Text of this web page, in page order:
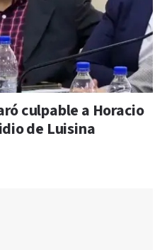
culpable a Horacio
de Luisina